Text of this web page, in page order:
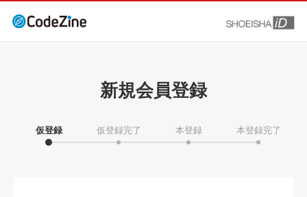
新規会員登録
仮登録 仮登録完了 本登録 本登録完了